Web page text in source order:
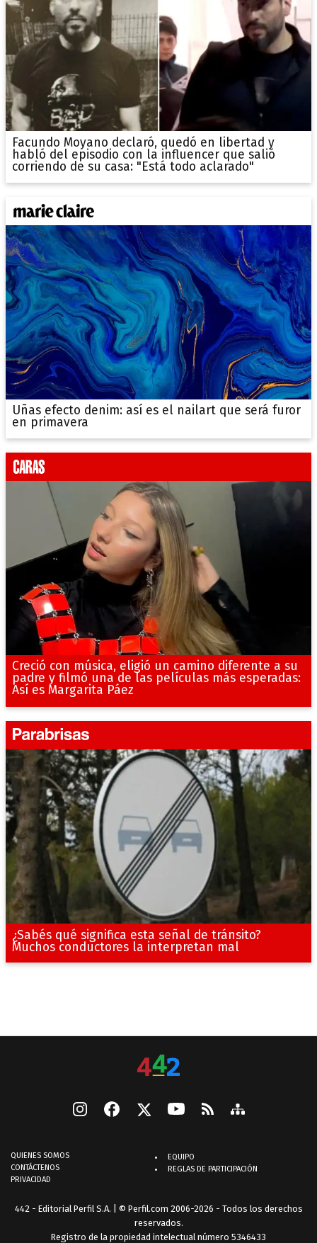
Facundo Moyano declaró, quedó en libertad y
habló del episodio con la influencer que salió
corriendo de su casa: "Está todo aclarado"
Uñas efecto denim: así es el nailart que será furor
en primavera
Creció con música, eligió un camino diferente a su
padre y filmó una de las películas más esperadas:
Así es Margarita Páez
¿Sabés qué significa esta señal de tránsito?
Muchos conductores la interpretan mal
QUIENES SOMOS
CONTÁCTENOS
PRIVACIDAD
EQUIPO
REGLAS DE PARTICIPACIÓN
442 - Editorial Perfil S.A. | © Perfil.com 2006-2026 - Todos los derechos
reservados.
Registro de la propiedad intelectual número 5346433